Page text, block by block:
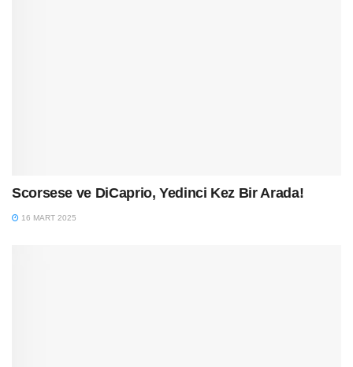
Scorsese ve DiCaprio, Yedinci Kez Bir Arada!
16 MART 2025